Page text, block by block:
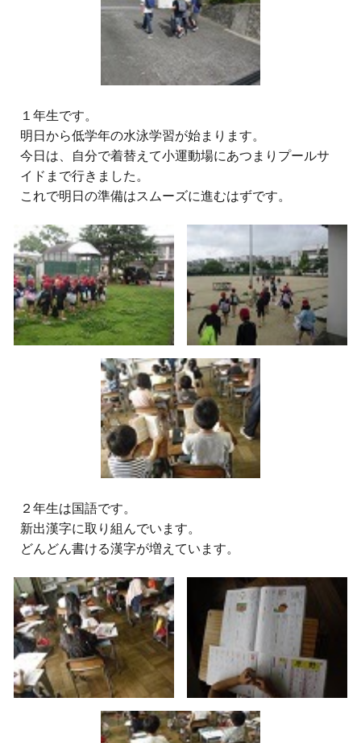
１年生です。
明日から低学年の水泳学習が始まります。
今日は、自分で着替えて小運動場にあつまりプールサ
イドまで行きました。
これで明日の準備はスムーズに進むはずです。
２年生は国語です。
新出漢字に取り組んでいます。
どんどん書ける漢字が増えています。